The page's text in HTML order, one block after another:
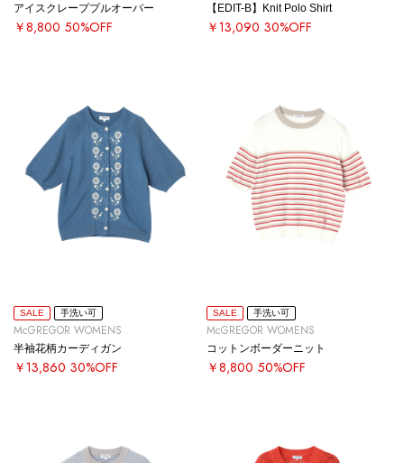
アイスクレーププルオーバー
￥8,800 50%OFF
【EDIT-B】Knit Polo Shirt
￥13,090 30%OFF
SALE 手洗い可
McGREGOR WOMENS
半袖花柄カーディガン
￥13,860 30%OFF
SALE 手洗い可
McGREGOR WOMENS
コットンボーダーニット
￥8,800 50%OFF